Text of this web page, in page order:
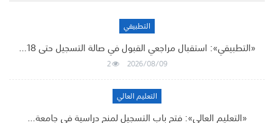
التطبيقي
«التطبيقي»: استقبال مراجعي القبول في صالة التسجيل حتى 18…
2026/08/09
2
التعليم العالي
«التعليم العالي»: فتح باب التسجيل لمنح دراسية في جامعة…